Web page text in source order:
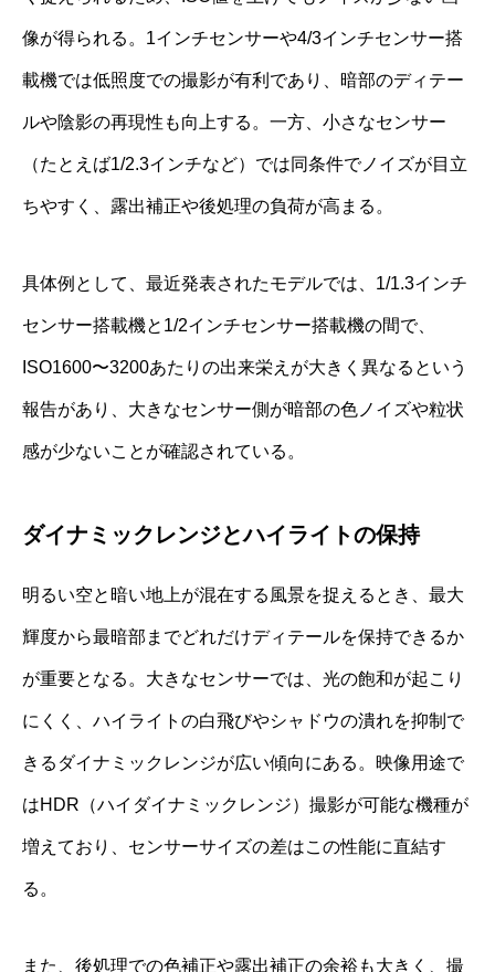
像が得られる。1インチセンサーや4/3インチセンサー搭
載機では低照度での撮影が有利であり、暗部のディテー
ルや陰影の再現性も向上する。一方、小さなセンサー
（たとえば1/2.3インチなど）では同条件でノイズが目立
ちやすく、露出補正や後処理の負荷が高まる。
具体例として、最近発表されたモデルでは、1/1.3インチ
センサー搭載機と1/2インチセンサー搭載機の間で、
ISO1600〜3200あたりの出来栄えが大きく異なるという
報告があり、大きなセンサー側が暗部の色ノイズや粒状
感が少ないことが確認されている。
ダイナミックレンジとハイライトの保持
明るい空と暗い地上が混在する風景を捉えるとき、最大
輝度から最暗部までどれだけディテールを保持できるか
が重要となる。大きなセンサーでは、光の飽和が起こり
にくく、ハイライトの白飛びやシャドウの潰れを抑制で
きるダイナミックレンジが広い傾向にある。映像用途で
はHDR（ハイダイナミックレンジ）撮影が可能な機種が
増えており、センサーサイズの差はこの性能に直結す
る。
また、後処理での色補正や露出補正の余裕も大きく、撮